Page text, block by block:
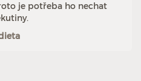
je potřeba ho nechat